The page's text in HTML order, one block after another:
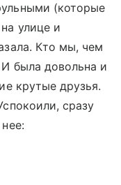
(которые
улице и
Кто мы, чем
была довольна и
крутые друзья.
сразу